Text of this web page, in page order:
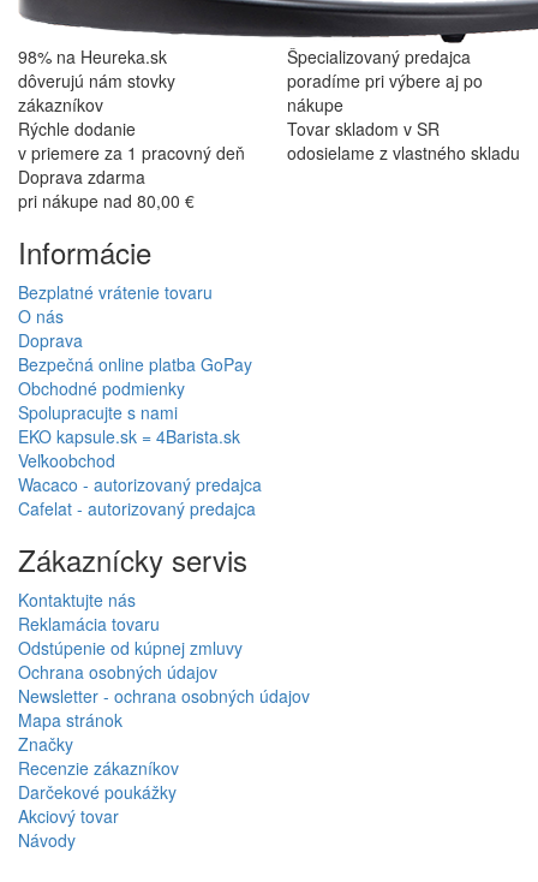
98% na Heureka.sk
dôverujú nám stovky
zákazníkov
Špecializovaný predajca
poradíme pri výbere aj po
nákupe
Rýchle dodanie
v priemere za 1 pracovný deň
Tovar skladom v SR
odosielame z vlastného skladu
Doprava zdarma
pri nákupe nad 80,00 €
Informácie
Bezplatné vrátenie tovaru
O nás
Doprava
Bezpečná online platba GoPay
Obchodné podmienky
Spolupracujte s nami
EKO kapsule.sk = 4Barista.sk
Veľkoobchod
Wacaco - autorizovaný predajca
Cafelat - autorizovaný predajca
Zákaznícky servis
Kontaktujte nás
Reklamácia tovaru
Odstúpenie od kúpnej zmluvy
Ochrana osobných údajov
Newsletter - ochrana osobných údajov
Mapa stránok
Značky
Recenzie zákazníkov
Darčekové poukážky
Akciový tovar
Návody